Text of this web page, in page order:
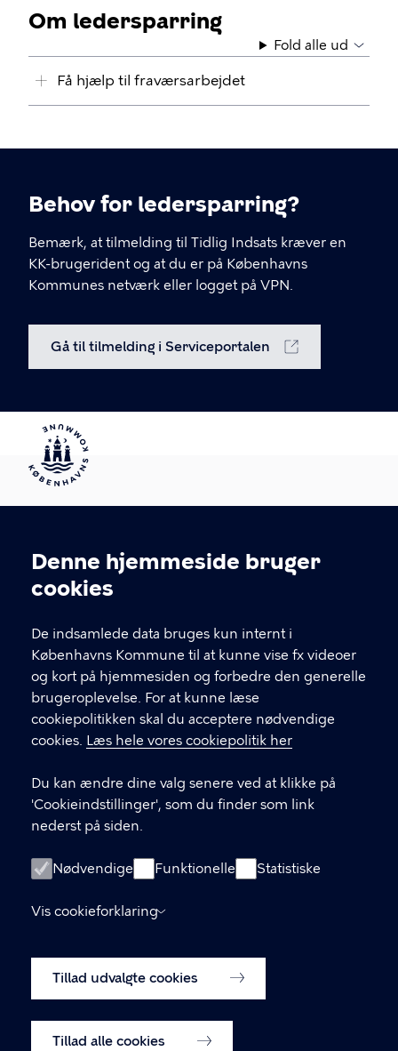
Cookieindstillinger
Denne hjemmeside bruger
cookies
De indsamlede data bruges kun internt i
Københavns Kommune til at kunne vise fx videoer
og kort på hjemmesiden og forbedre den generelle
brugeroplevelse. For at kunne læse
cookiepolitikken skal du acceptere nødvendige
cookies. Læs hele vores cookiepolitik her
Du kan ændre dine valg senere ved at klikke på
'Cookieindstillinger', som du finder som link
nederst på siden.
Nødvendige Funktionelle Statistiske
Vis cookieforklaring
Tillad udvalgte cookies
Tillad alle cookies
Om ledersparring
Fold alle ud
Få hjælp til fraværsarbejdet
Behov for ledersparring?
Bemærk, at tilmelding til Tidlig Indsats kræver en
KK-brugerident og at du er på Københavns
Kommunes netværk eller logget på VPN.
Gå til tilmelding i Serviceportalen
KONTAKT
amk@kk.dk
33 66 57 66
EAN-nummer 5798009288066
LINKS
Hotlines
Følg os på LinkedIn
Tilmeld dig vores nyhedsbrev
Cookiepolitik
Cookieindstillinger